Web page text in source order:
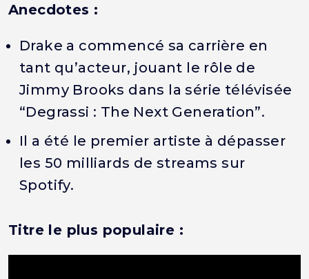
Anecdotes :
Drake a commencé sa carrière en
tant qu’acteur, jouant le rôle de
Jimmy Brooks dans la série télévisée
“Degrassi : The Next Generation”.
Il a été le premier artiste à dépasser
les 50 milliards de streams sur
Spotify.
Titre le plus populaire :